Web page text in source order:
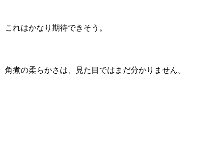
これはかなり期待できそう。
角煮の柔らかさは、見た目ではまだ分かりません。